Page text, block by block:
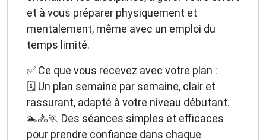
et à vous préparer physiquement et
mentalement, même avec un emploi du
temps limité.
✅ Ce que vous recevez avec votre plan :
🗓️ Un plan semaine par semaine, clair et
rassurant, adapté à votre niveau débutant.
🏊🚴🏃 Des séances simples et efficaces
pour prendre confiance dans chaque